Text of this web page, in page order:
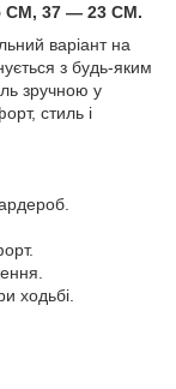
СМ, 37 — 23 СМ.
варіант на
з будь-яким
зручною у
стиль і
ходьбі.